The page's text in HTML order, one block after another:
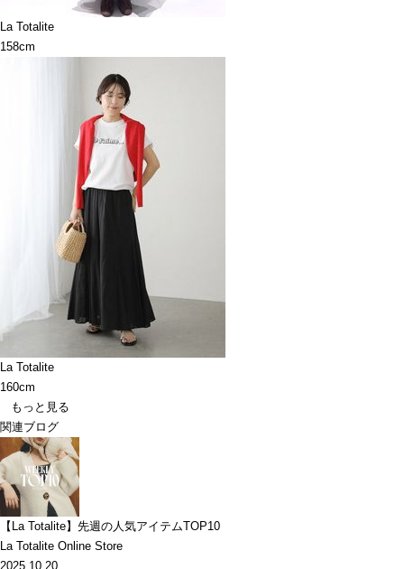
La Totalite
158cm
La Totalite
160cm
もっと見る
関連ブログ
【La Totalite】先週の人気アイテムTOP10
La Totalite Online Store
2025.10.20